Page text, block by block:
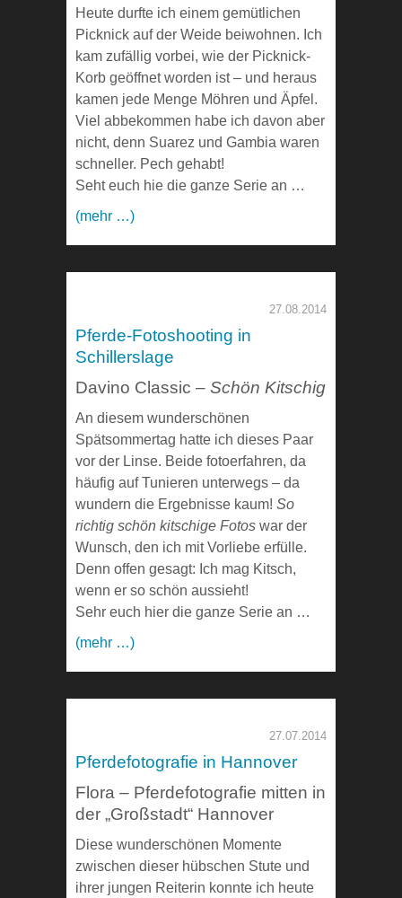
Heute durfte ich einem gemütlichen
Picknick auf der Weide beiwohnen. Ich
kam zufällig vorbei, wie der Picknick-
Korb geöffnet worden ist – und heraus
kamen jede Menge Möhren und Äpfel.
Viel abbekommen habe ich davon aber
nicht, denn Suarez und Gambia waren
schneller. Pech gehabt!
Seht euch hie die ganze Serie an …
(mehr …)
27.08.2014
Pferde-Fotoshooting in
Schillerslage
Davino Classic – Schön Kitschig
An diesem wunderschönen
Spätsommertag hatte ich dieses Paar
vor der Linse. Beide fotoerfahren, da
häufig auf Tunieren unterwegs – da
wundern die Ergebnisse kaum! So
richtig schön kitschige Fotos war der
Wunsch, den ich mit Vorliebe erfülle.
Denn offen gesagt: Ich mag Kitsch,
wenn er so schön aussieht!
Sehr euch hier die ganze Serie an …
(mehr …)
27.07.2014
Pferdefotografie in Hannover
Flora – Pferdefotografie mitten in
der „Großstadt“ Hannover
Diese wunderschönen Momente
zwischen dieser hübschen Stute und
ihrer jungen Reiterin konnte ich heute